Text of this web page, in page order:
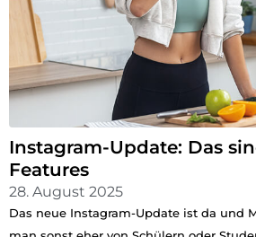
Instagram-Update: Das
Features
28. August 2025
Das neue Instagram-Update ist da und